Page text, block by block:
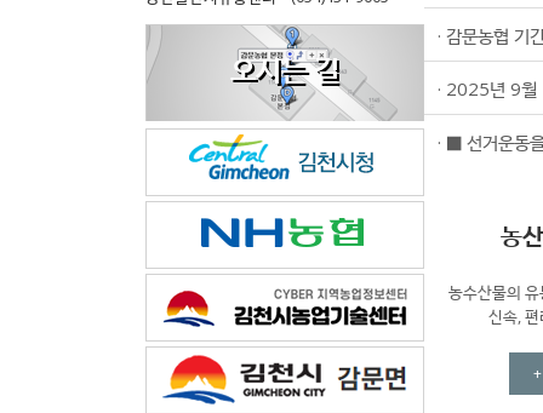
농촌과 도시가 서로 행복
오시는 길
· 감문농협 기
농
농수산물의
신속,